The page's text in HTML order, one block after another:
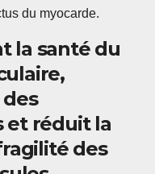
du myocarde.
la santé du
et réduit la
des